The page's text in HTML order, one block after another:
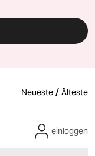
Neueste / Älteste
einloggen